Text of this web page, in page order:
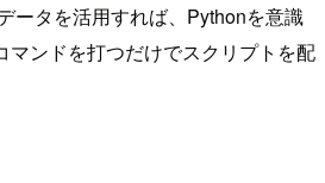
ータを活用すれば、Pythonを意識
マンドを打つだけでスクリプトを配